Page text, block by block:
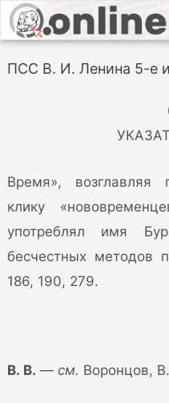
ПСС В. И. Ленина 5-е
Время», возглавляя
клику
употреблял имя
бесчестных методов
186, 190, 279.
В. В. —см. Воронцов,